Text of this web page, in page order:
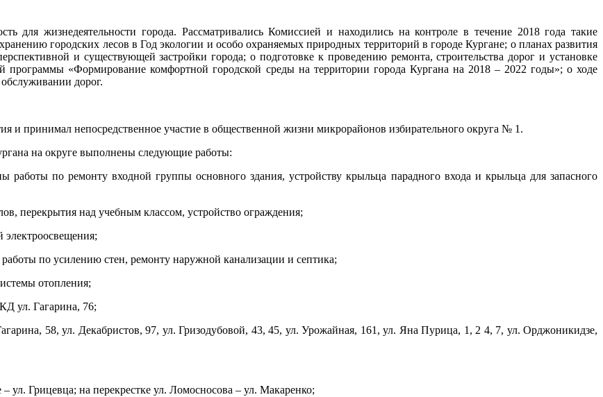
для жизнедеятельности города. Рассматривались Комиссией и находились на контроле в течение 2018 года такие
городских лесов в Год экологии и особо охраняемых природных территорий в городе Кургане; о планах развития
и существующей застройки города; о подготовке к проведению ремонта, строительства дорог и установке
«Формирование комфортной городской среды на территории города Кургана на 2018 – 2022 годы»; о ходе
дорог.
и принимал непосредственное участие в общественной жизни микрорайонов избирательного округа № 1.
на округе выполнены следующие работы:
по ремонту входной группы основного здания, устройству крыльца парадного входа и крыльца для запасного
над учебным классом, устройство ограждения;
по усилению стен, ремонту наружной канализации и септика;
отопления;
ул. Гагарина, 76;
58, ул. Декабристов, 97, ул. Гризодубовой, 43, 45, ул. Урожайная, 161, ул. Яна Пурица, 1, 2 4, 7, ул. Орджоникидзе,
ул. Грицевца; на перекрестке ул. Ломосносова – ул. Макаренко;